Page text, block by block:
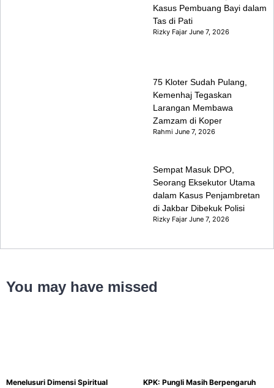
Kasus Pembuang Bayi dalam
Tas di Pati
Rizky FajarJune 7, 2026
75 Kloter Sudah Pulang,
Kemenhaj Tegaskan
Larangan Membawa
Zamzam di Koper
RahmiJune 7, 2026
Sempat Masuk DPO,
Seorang Eksekutor Utama
dalam Kasus Penjambretan
di Jakbar Dibekuk Polisi
Rizky FajarJune 7, 2026
You may have missed
Menelusuri Dimensi Spiritual
KPK: Pungli Masih Berpengaruh